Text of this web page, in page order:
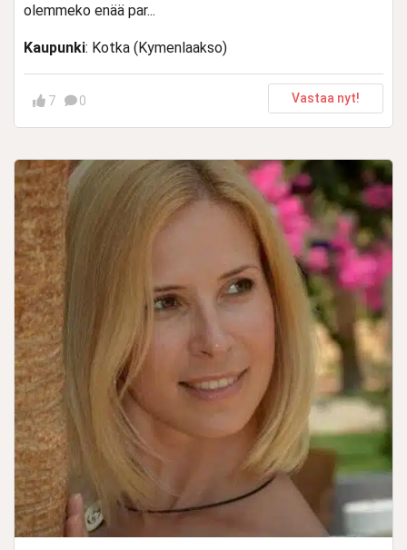
olemmeko enää par...
Kaupunki: Kotka (Kymenlaakso)
7 0 Vastaa nyt!